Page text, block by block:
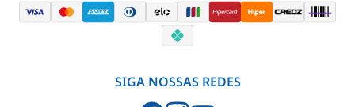
SIGA NOSSAS REDES